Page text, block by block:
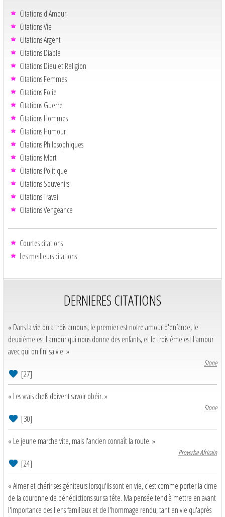
Citations d'Amour
Citations Vie
Citations Argent
Citations Diable
Citations Dieu et Religion
Citations Femmes
Citations Folie
Citations Guerre
Citations Hommes
Citations Humour
Citations Philosophiques
Citations Mort
Citations Politique
Citations Souvenirs
Citations Travail
Citations Vengeance
Courtes citations
Les meilleurs citations
DERNIERES CITATIONS
« Dans la vie on a trois amours, le premier est notre amour d'enfance, le
deuxième est l'amour qui nous donne des enfants, et le troisième est l'amour
avec qui on fini sa vie. »
Stone
[27]
« Les vrais chefs doivent savoir obéir. »
Stone
[30]
« Le jeune marche vite, mais l'ancien connaît la route. »
Proverbe Africain
[24]
« Aimer et chérir ses géniteurs lorsqu'ils sont en vie, c'est comme porter la cime
de la couronne de bénédictions sur sa tête. Ma pensée tend à mettre en avant
l'importance des liens familiaux et de l'hommage rendu, tant en vie qu'après